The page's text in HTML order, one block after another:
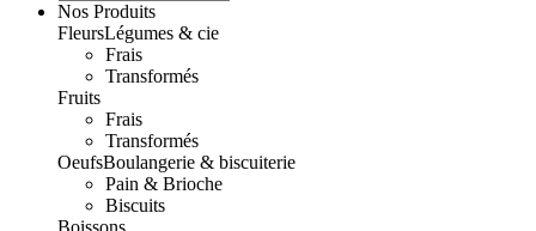
Nos Produits
FleursLégumes & cie
Frais
Transformés
Fruits
Frais
Transformés
OeufsBoulangerie & biscuiterie
Pain & Brioche
Biscuits
Boissons